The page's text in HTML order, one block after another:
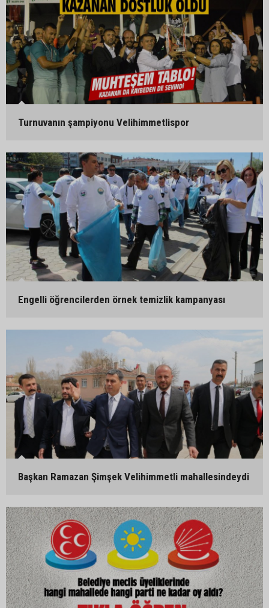
Turnuvanın şampiyonu Velihimmetlispor
Engelli öğrencilerden örnek temizlik kampanyası
Başkan Ramazan Şimşek Velihimmetli mahallesindeydi